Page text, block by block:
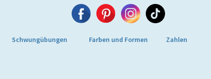
Schwungübungen Farben und Formen Zahlen